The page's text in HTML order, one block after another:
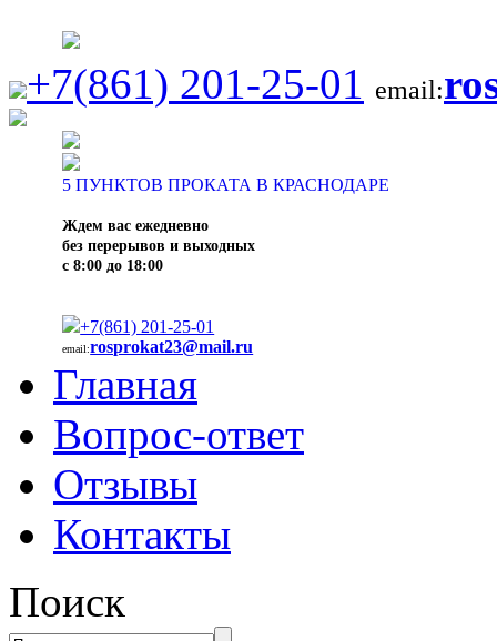
+7(861) 201-25-01 email:
5 ПУНКТОВ ПРОКАТА В КРАСНОДАРЕ
Ждем вас ежедневно
без перерывов и выходных
с 8:00 до 18:00
+7(861) 201-25-01
email:rosprokat23@mail.ru
Главная
Вопрос-ответ
Отзывы
Контакты
Поиск